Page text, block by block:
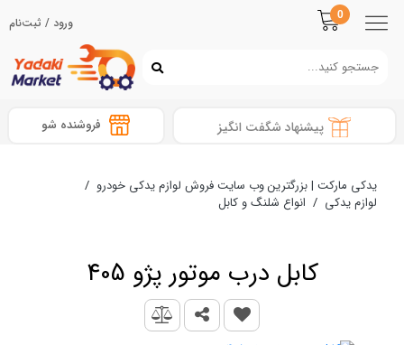
0 ورود / ثبت‌نام
پیشنهاد شگفت انگیز فروشنده شو
یدکی مارکت | بزرگترین وب سایت فروش لوازم یدکی خودرو /
لوازم یدکی / انواع شلنگ و کابل
کابل درب موتور پژو 405